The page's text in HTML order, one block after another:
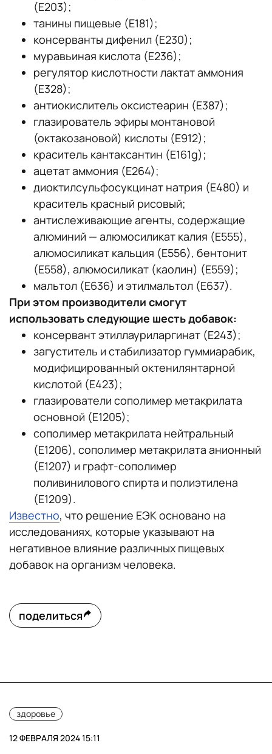
(Е203);
танины пищевые (Е181);
консерванты дифенил (Е230);
муравьиная кислота (Е236);
регулятор кислотности лактат аммония
(Е328);
антиокислитель оксистеарин (Е387);
глазирователь эфиры монтановой
(октакозановой) кислоты (Е912);
краситель кантаксантин (E161g);
ацетат аммония (Е264);
диоктилсульфосукцинат натрия (Е480) и
краситель красный рисовый;
антислеживающие агенты, содержащие
алюминий — алюмосиликат калия (E555),
алюмосиликат кальция (Е556), бентонит
(Е558), алюмосиликат (каолин) (Е559);
мальтол (Е636) и этилмальтол (Е637).
При этом производители смогут
использовать следующие шесть добавок:
консервант этиллауриларгинат (Е243);
загуститель и стабилизатор гуммиарабик,
модифицированный октенилянтарной
кислотой (Е423);
глазирователи сополимер метакрилата
основной (Е1205);
сополимер метакрилата нейтральный
(Е1206), сополимер метакрилата анионный
(Е1207) и графт-сополимер
поливинилового спирта и полиэтилена
(Е1209).
Известно, что решение ЕЭК основано на
исследованиях, которые указывают на
негативное влияние различных пищевых
добавок на организм человека.
поделиться
здоровье
12 ФЕВРАЛЯ 2024 15:11